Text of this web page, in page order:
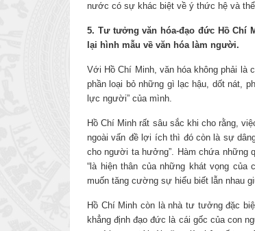
nước có sự khác biệt về ý thức hệ và
5. Tư tưởng văn hóa-đạo đức Hồ Chí
lại hình mẫu về văn hóa làm người.
Với Hồ Chí Minh, văn hóa không phải là
phần loại bỏ những gì lạc hậu, dốt nát,
lực người” của mình.
Hồ Chí Minh rất sâu sắc khi cho rằng,
ngoài vấn đề lợi ích thì đó còn là sự
cho người ta hưởng”. Hàm chứa những
“là hiện thân của những khát vọng
muốn tăng cường sự hiểu biết lẫn nhau
Hồ Chí Minh còn là nhà tư tưởng đặc
khẳng định đạo đức là cái gốc của con